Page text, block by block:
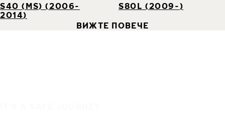
S40 (MS) (2006-
2014)
S80L (2009-)
ВИЖТЕ ПОВЕЧЕ